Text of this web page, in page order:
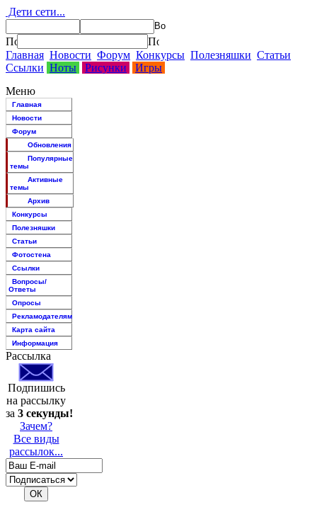
Дети сети...
Главная Новости Форум Конкурсы Полезняшки Статьи
Ссылки Ноты Рисунки
Игры
Меню
Главная
Новости
Форум
Обновления
Популярные
темы
Активные
темы
Архив
Конкурсы
Полезняшки
Статьи
Фотостена
Ссылки
Вопросы/
Ответы
Опросы
Рекламодателям
Карта сайта
Информация
Рассылка
Подпишись
на рассылку
за 3 секунды!
Зачем?
Все виды
рассылок...